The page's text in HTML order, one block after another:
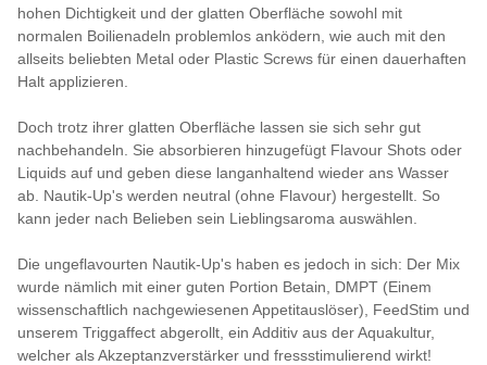
hohen Dichtigkeit und der glatten Oberfläche sowohl mit
normalen Boilienadeln problemlos anködern, wie auch mit den
allseits beliebten Metal oder Plastic Screws für einen dauerhaften
Halt applizieren.
Doch trotz ihrer glatten Oberfläche lassen sie sich sehr gut
nachbehandeln. Sie absorbieren hinzugefügt Flavour Shots oder
Liquids auf und geben diese langanhaltend wieder ans Wasser
ab. Nautik-Up's werden neutral (ohne Flavour) hergestellt. So
kann jeder nach Belieben sein Lieblingsaroma auswählen.
Die ungeflavourten Nautik-Up's haben es jedoch in sich: Der Mix
wurde nämlich mit einer guten Portion Betain, DMPT (Einem
wissenschaftlich nachgewiesenen Appetitauslöser), FeedStim und
unserem Triggaffect abgerollt, ein Additiv aus der Aquakultur,
welcher als Akzeptanzverstärker und fressstimulierend wirkt!